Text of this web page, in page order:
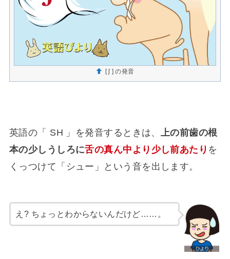
[ ʃ ] の発音
英語の「 SH 」を発音するときは、
上の前歯の根
本の少しうしろに舌の真ん中より少し前あたり を
くっつけて「シュー」という音を出します。
え? ちょっとわからないんだけど……。